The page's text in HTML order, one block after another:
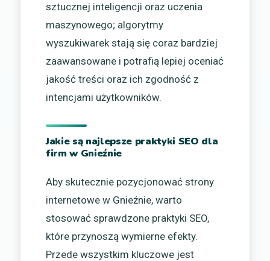
sztucznej inteligencji oraz uczenia
maszynowego; algorytmy
wyszukiwarek stają się coraz bardziej
zaawansowane i potrafią lepiej oceniać
jakość treści oraz ich zgodność z
intencjami użytkowników.
Jakie są najlepsze praktyki SEO dla
firm w Gnieźnie
Aby skutecznie pozycjonować strony
internetowe w Gnieźnie, warto
stosować sprawdzone praktyki SEO,
które przynoszą wymierne efekty.
Przede wszystkim kluczowe jest